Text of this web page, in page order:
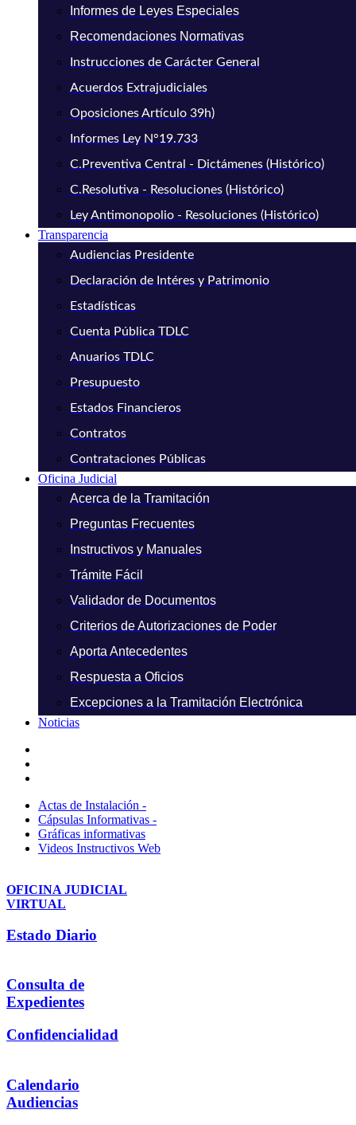
Informes de Leyes Especiales
Recomendaciones Normativas
Instrucciones de Carácter General
Acuerdos Extrajudiciales
Oposiciones Artículo 39h)
Informes Ley N°19.733
C.Preventiva Central - Dictámenes (Histórico)
C.Resolutiva - Resoluciones (Histórico)
Ley Antimonopolio - Resoluciones (Histórico)
Transparencia
Audiencias Presidente
Declaración de Intéres y Patrimonio
Estadísticas
Cuenta Pública TDLC
Anuarios TDLC
Presupuesto
Estados Financieros
Contratos
Contrataciones Públicas
Oficina Judicial
Acerca de la Tramitación
Preguntas Frecuentes
Instructivos y Manuales
Trámite Fácil
Validador de Documentos
Criterios de Autorizaciones de Poder
Aporta Antecedentes
Respuesta a Oficios
Excepciones a la Tramitación Electrónica
Noticias
Actas de Instalación -
Cápsulas Informativas -
Gráficas informativas
Videos Instructivos Web
OFICINA JUDICIAL
VIRTUAL
Estado Diario
Consulta de
Expedientes
Confidencialidad
Calendario
Audiencias